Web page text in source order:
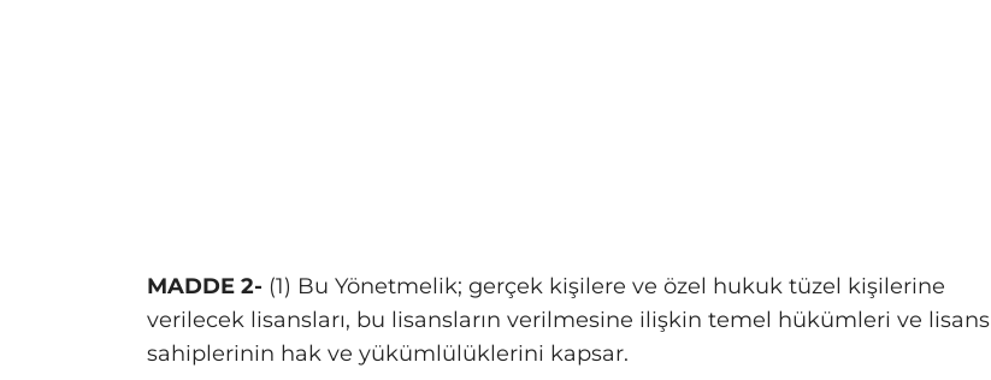
MADDE 2- (1) Bu Yönetmelik; gerçek kişilere ve özel hukuk tüzel kişilerine
verilecek lisansları, bu lisansların verilmesine ilişkin temel hükümleri ve lisans
sahiplerinin hak ve yükümlülüklerini kapsar.